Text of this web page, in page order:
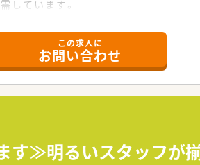
しています。
優遇します。
ます。
ートも万全です。
境が整備されています。
ることができます。
推進しています。
この求人に
お問い合わせ
す≫明るいスタッフが